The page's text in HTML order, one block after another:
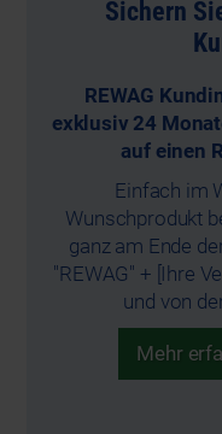
Sichern
REWAG
exklusiv 24
auf einen
Einfach im
Wunschprodukt
ganz am Ende
"REWAG" + [Ihre
und von
Mehr